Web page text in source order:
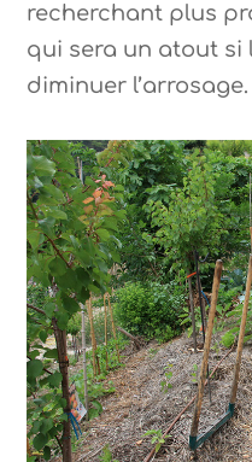
recherchant plus
qui sera un atout si
diminuer l’arrosage.